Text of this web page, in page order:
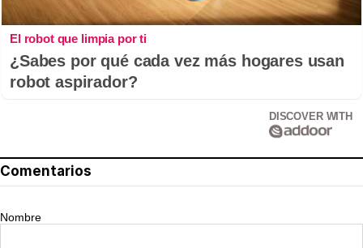
El robot que limpia por ti
¿Sabes por qué cada vez más hogares usan
robot aspirador?
DISCOVER WITH
Comentarios
Nombre